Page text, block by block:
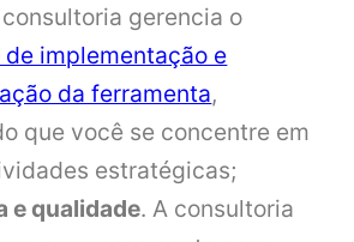
gerencia o
de implementação e
da ferramenta,
que você se concentre em
estratégicas;
e qualidade. A consultoria